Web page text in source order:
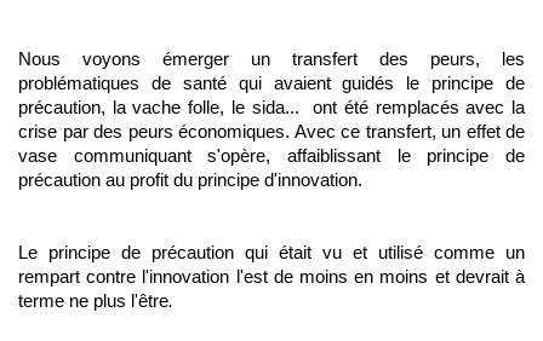
Nous voyons émerger un transfert des peurs, les
problématiques de santé qui avaient guidés le principe de
précaution, la vache folle, le sida... ont été remplacés avec la
crise par des peurs économiques. Avec ce transfert, un effet de
vase communiquant s'opère, affaiblissant le principe de
précaution au profit du principe d'innovation.
Le principe de précaution qui était vu et utilisé comme un
rempart contre l'innovation l'est de moins en moins et devrait à
terme ne plus l'être.